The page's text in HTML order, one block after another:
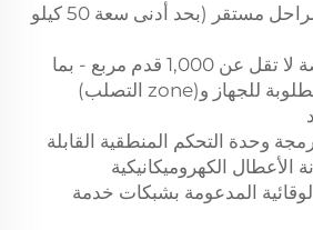
مصدر طاقة ثلاثي المراحل مستقر (بحد أدنى سعة 50 كيلو
مساحة مصنع مخصصة لا تقل عن 1,000 قدم مربع - بما
في ذلك المساحة المطلوبة للجهاز و(zone التصلب)
وحدة التحكم المنطقية القابلة
المدعومة بشبكات خدمة